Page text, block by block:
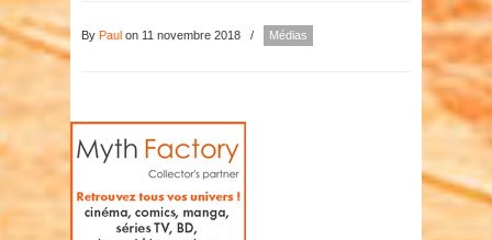
By Paul on 11 novembre 2018 / Médias